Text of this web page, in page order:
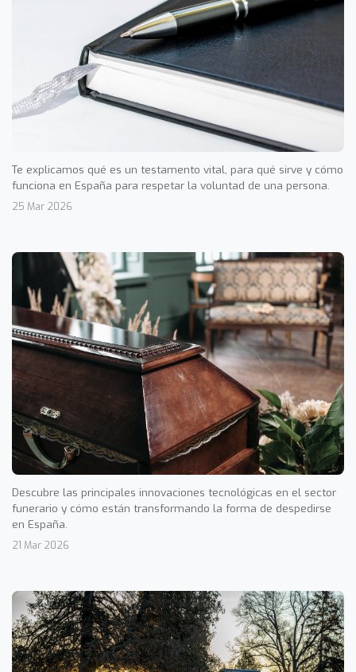
Te explicamos qué es un testamento vital, para qué sirve y cómo
funciona en España para respetar la voluntad de una persona.
25 Mar 2026
Descubre las principales innovaciones tecnológicas en el sector
funerario y cómo están transformando la forma de despedirse
en España.
21 Mar 2026